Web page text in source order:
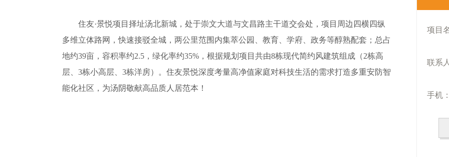
住友·景悦项目择址汤北新城，处于崇文大道与文昌路主干道交会处，项目周边四横四纵
多维立体路网，快速接驳全城，两公里范围内集萃公园、教育、学府、政务等醇熟配套；总占
地约39亩，容积率约2.5，绿化率约35%，根据规划项目共由8栋现代简约风建筑组成（2栋高
层、3栋小高层、3栋洋房）。住友景悦深度考量高净值家庭对科技生活的需求打造多重安防智
能化社区，为汤阴敬献高品质人居范本！
项目
联系
手机